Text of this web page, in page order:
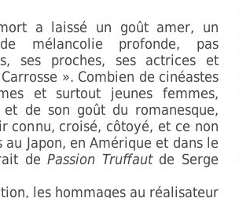
a laissé un goût amer, un
mélancolie profonde, pas
ses proches, ses actrices et
». Combien de cinéastes
et surtout jeunes femmes,
de son goût du romanesque,
connu, croisé, côtoyé, et ce non
Japon, en Amérique et dans le
dePassion Truffautde Serge
les hommages au réalisateur